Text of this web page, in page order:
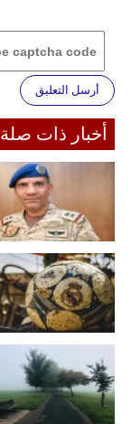
أرسل التعليق
أخبار ذات صلة